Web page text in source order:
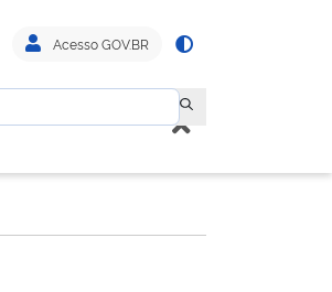
Acesso GOV.BR